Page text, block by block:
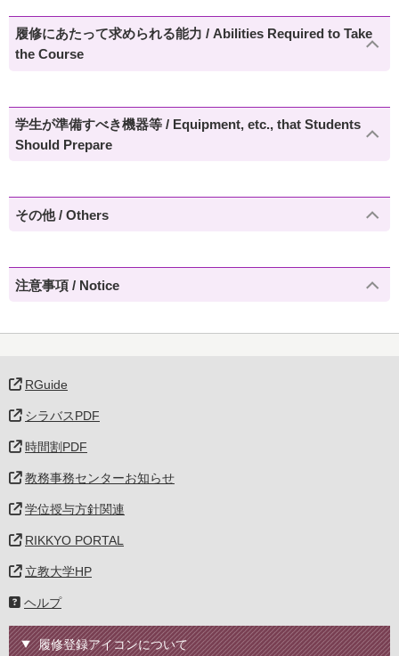
履修にあたって求められる能力 / Abilities Required to Take
the Course
学生が準備すべき機器等 / Equipment, etc., that Students
Should Prepare
その他 / Others
注意事項 / Notice
RGuide
シラバスPDF
時間割PDF
教務事務センターお知らせ
学位授与方針関連
RIKKYO PORTAL
立教大学HP
ヘルプ
履修登録アイコンについて